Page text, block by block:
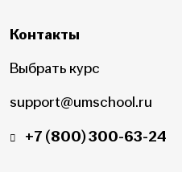
Контакты
Выбрать курс
support@umschool.ru
+7 (800) 300-63-24